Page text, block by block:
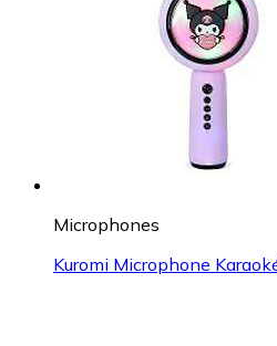
Microphones
Kuromi Microphone